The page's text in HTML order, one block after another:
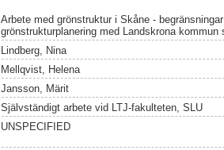
Arbete med grönstruktur i Skåne -
grönstrukturplanering med Landskrona kommun
Lindberg, Nina
Mellqvist, Helena
Jansson, Märit
Självständigt arbete vid LTJ-fakulteten, SLU
UNSPECIFIED